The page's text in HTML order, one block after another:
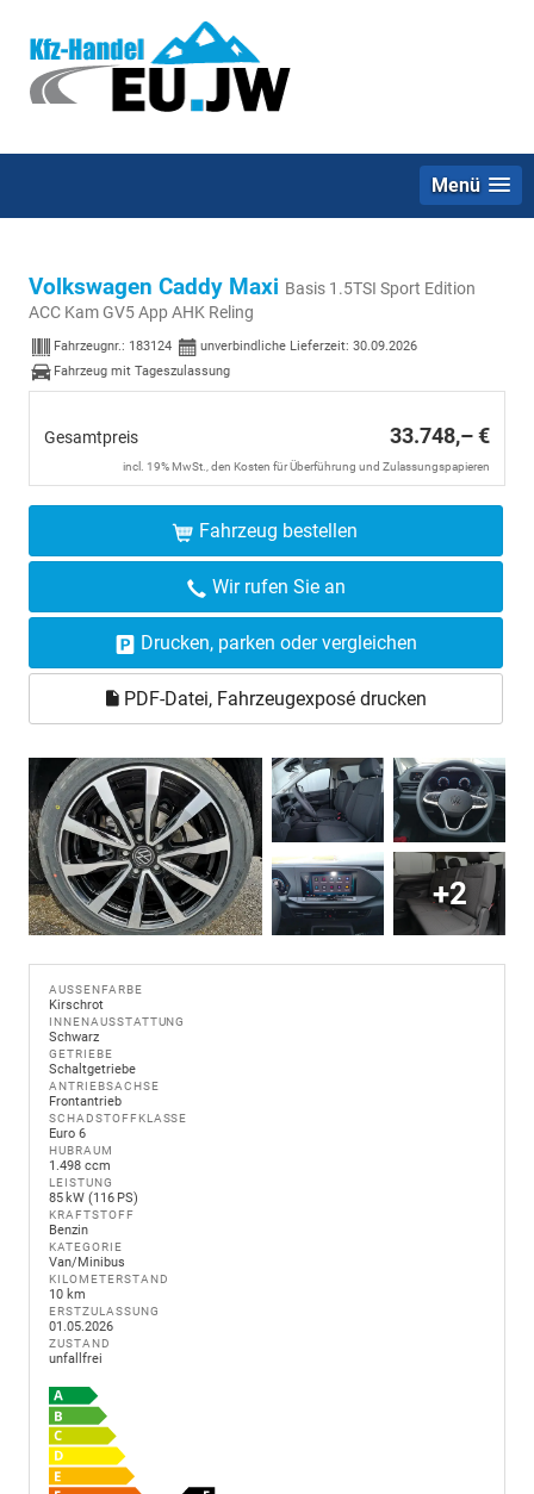
Menü
Volkswagen Caddy Maxi Basis 1.5TSI Sport Edition
ACC Kam GV5 App AHK Reling
Fahrzeugnr.: 183124 unverbindliche Lieferzeit: 30.09.2026
Fahrzeug mit Tageszulassung
Gesamtpreis 33.748,– €
incl. 19% MwSt., den Kosten für Überführung und Zulassungspapieren
Fahrzeug bestellen
Wir rufen Sie an
Drucken, parken oder vergleichen
PDF-Datei, Fahrzeugexposé drucken
+2
AUSSENFARBE
Kirschrot
INNENAUSSTATTUNG
Schwarz
GETRIEBE
Schaltgetriebe
ANTRIEBSACHSE
Frontantrieb
SCHADSTOFFKLASSE
Euro 6
HUBRAUM
1.498 ccm
LEISTUNG
85 kW (116 PS)
KRAFTSTOFF
Benzin
KATEGORIE
Van/Minibus
KILOMETERSTAND
10 km
ERSTZULASSUNG
01.05.2026
ZUSTAND
unfallfrei